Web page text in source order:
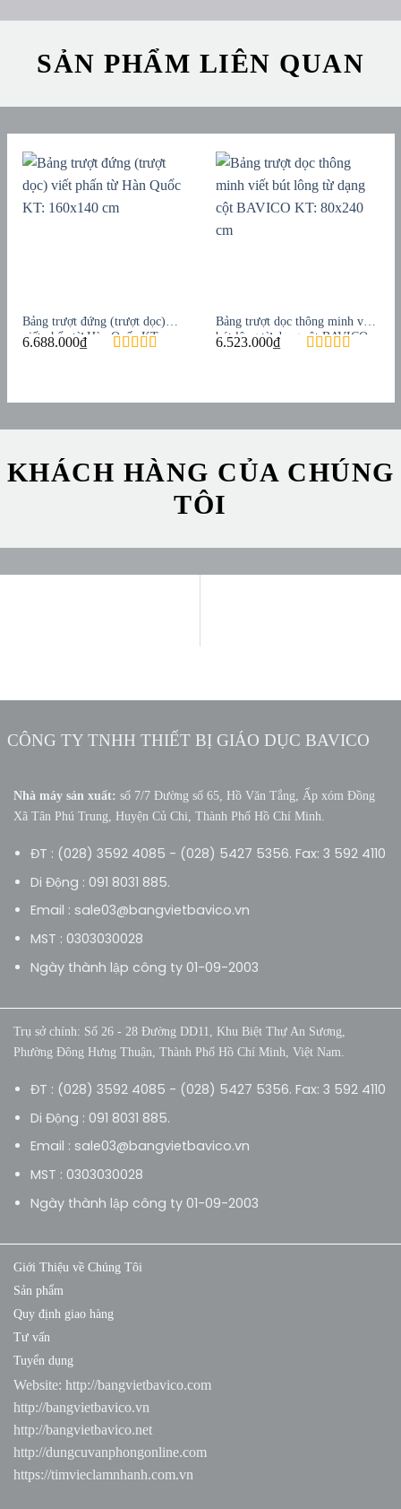
SẢN PHẨM LIÊN QUAN
Bảng trượt đứng (trượt dọc)
viết phấn từ Hàn Quốc KT:
160×140 cm
6.688.000₫
Bảng trượt dọc thông minh viết
bút lông từ dạng cột BAVICO
KT: 80×240 cm
6.523.000₫
KHÁCH HÀNG CỦA CHÚNG
TÔI
CÔNG TY TNHH THIẾT BỊ GIÁO DỤC BAVICO
Nhà máy sản xuất: số 7/7 Đường số 65, Hồ Văn Tắng, Ấp xóm Đồng
Xã Tân Phú Trung, Huyện Củ Chi, Thành Phố Hồ Chí Minh.
ĐT : (028) 3592 4085 - (028) 5427 5356. Fax: 3 592 4110
Di Động : 091 8031 885.
Email : sale03@bangvietbavico.vn
MST : 0303030028
Ngày thành lập công ty 01-09-2003
Trụ sở chính: Số 26 - 28 Đường DD11, Khu Biệt Thự An Sương,
Phường Đông Hưng Thuận, Thành Phố Hồ Chí Minh, Việt Nam.
ĐT : (028) 3592 4085 - (028) 5427 5356. Fax: 3 592 4110
Di Động : 091 8031 885.
Email : sale03@bangvietbavico.vn
MST : 0303030028
Ngày thành lập công ty 01-09-2003
Giới Thiệu về Chúng Tôi
Sản phẩm
Quy định giao hàng
Tư vấn
Tuyển dụng
Website: http://bangvietbavico.com
http://bangvietbavico.vn
http://bangvietbavico.net
http://dungcuvanphongonline.com
https://timvieclamnhanh.com.vn